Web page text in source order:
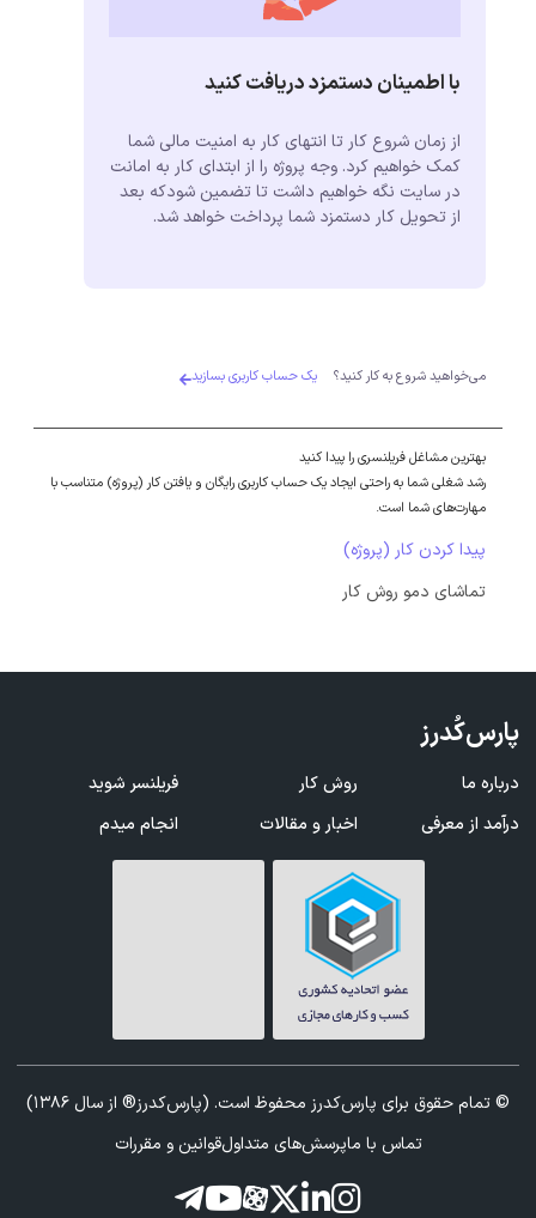
با اطمینان دستمزد دریافت کنید
از زمان شروع کار تا انتهای کار به امنیت مالی شما
کمک خواهیم کرد. وجه پروژه را از ابتدای کار به امانت
در سایت نگه خواهیم داشت تا تضمین شودکه بعد
از تحویل کار دستمزد شما پرداخت خواهد شد.
می‌خواهید شروع به کار کنید؟ یک حساب کاربری بسازید
بهترین مشاغل فریلنسری را پیدا کنید
رشد شغلی شما به راحتی ایجاد یک حساب کاربری رایگان و یافتن کار (پروژه) متناسب با
مهارت‌های شما است.
پیدا کردن کار (پروژه)
تماشای دمو روش کار
پارس‌کُدرز
درباره ما روش کار
فریلنسر شوید
درآمد از معرفی
اخبار و مقالات انجام میدم
© تمام حقوق برای پارس‌کدرز محفوظ است. (پارس‌کدرز® از سال 1386)
تماس با ماپرسش‌های متداولقوانین و مقررات